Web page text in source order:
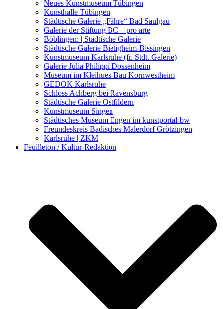
Kunstwettbewerbe, Ausschreibungen für Künstler
Neues Kunstmuseum Tübingen
Kunsthalle Tübingen
Städtische Galerie „Fähre“ Bad Saulgau
Galerie der Stiftung BC – pro arte
Böblingen: | Städtische Galerie
Städtische Galerie Bietigheim-Bissingen
Kunstmuseum Karlsruhe (fr. Stdt. Galerie)
Galerie Julia Philippi Dossenheim
Museum im Kleihues-Bau Kornwestheim
GEDOK Karlsruhe
Schloss Achberg bei Ravensburg
Städtische Galerie Ostfildern
Kunstmuseum Singen
Städtisches Museum Engen im kunstportal-bw
Freundeskreis Badisches Malerdorf Grötzingen
Karlsruhe | ZKM
Feuilleton / Kultur-Redaktion